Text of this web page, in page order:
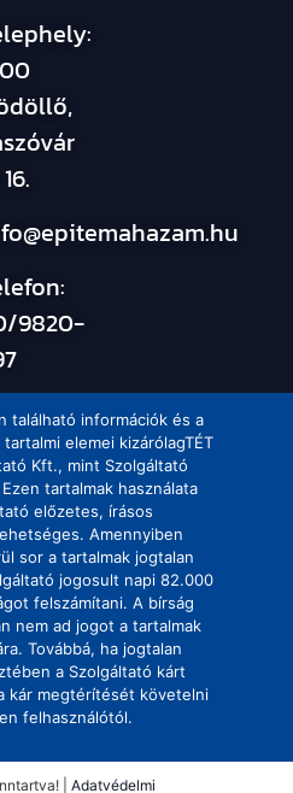
9820-
található információk és a
elemei kizárólagTÉT
Kft., mint Szolgáltató
tartalmak használata
előzetes, írásos
Amennyiben
sor a tartalmak jogtalan
jogosult napi 82.000
felszámítani. A bírság
nem ad jogot a tartalmak
Továbbá, ha jogtalan
a Szolgáltató kárt
kár megtérítését követelni
felhasználótól.
| Adatvédelmi